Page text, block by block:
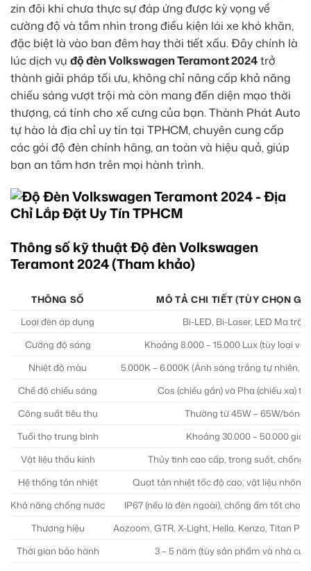
zin đôi khi chưa thực sự đáp ứng được kỳ vọng về
cường độ và tầm nhìn trong điều kiện lái xe khó khăn,
đặc biệt là vào ban đêm hay thời tiết xấu. Đây chính là
lúc dịch vụ độ đèn Volkswagen Teramont 2024trở
thành giải pháp tối ưu, không chỉ nâng cấp khả năng
chiếu sáng vượt trội mà còn mang đến diện mạo thời
thượng, cá tính cho xế cưng của bạn. Thành Phát Auto
tự hào là địa chỉ uy tín tại TPHCM, chuyên cung cấp
các gói độ đèn chính hãng, an toàn và hiệu quả, giúp
bạn an tâm hơn trên mọi hành trình.
Thông số kỹ thuật Độ đèn Volkswagen
Teramont 2024 (Tham khảo)
THÔNG SỐ
MÔ TẢ CHI TIẾT (TÙY CHỌN
Loại đèn áp dụng
Bi-LED, Bi-Laser, LED Ma trận
Cường độ sáng
Khoảng 8.000 – 15.000 Lux (tùy loại và
Nhiệt độ màu
5.000K – 6.000K (Ánh sáng trắng tự nhiên,
Chế độ chiếu sáng
Cos (chiếu gần) và Pha (chiếu xa)
Công suất tiêu thụ
Thường từ 45W – 65W/bóng
Tuổi thọ trung bình
Khoảng 30.000 – 50.000 giờ
Vật liệu thấu kính
Thủy tinh cao cấp, trong suốt, chống
Hệ thống tản nhiệt
Quạt tản nhiệt tốc độ cao, vật liệu nhôm
Khả năng chống nước
IP67 (nếu là đèn ngoài), chống ẩm tốt cho
Thương hiệu
Aozoom, GTR, X-Light, Hella, Kenzo, Titan
Thời gian bảo hành
3 – 5 năm (tùy sản phẩm và nhà